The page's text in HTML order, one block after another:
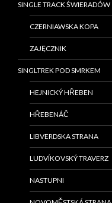
SINGLE TRACK ŚWIERADÓW
CZERNIAWSKA KOPA
ZAJĘCZNIK
SINGLTREK POD SMRKEM
HEJNICKÝ HŘEBEN
HŘEBENÁČ
LIBVERDSKA STRANA
LUDVÍKOVSKÝ TRAVERZ
NASTUPNI